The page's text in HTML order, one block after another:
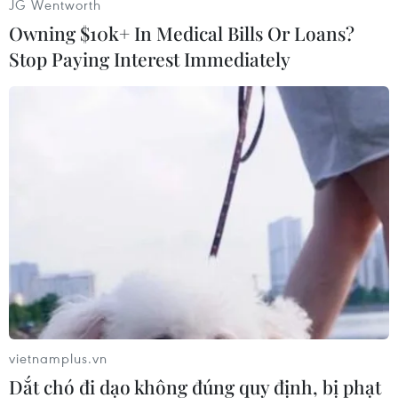
năm qua, cùng nhau tạo ra hơn 333 triệu tương
tác và 21 triệu thảo luận trên các nền tảng
Concert BORN PINK của nhóm nhạc Hàn Quốc
Blackpink tại Việt Nam đã trở thành chủ đề dẫn
đầu Bảng xếp hạng SocialTrend Ranking Music
2023 với hơn 4,08 triệu lượt thảo luận, 1,1 tỉ
tương tác và gần 50 thương hiệu bắt trend thổi
JG Wentworth
Owning $10k+ In Medical Bills Or Loans?
Stop Paying Interest Immediately
vietnamplus.vn
Dắt chó đi dạo không đúng quy định, bị phạt